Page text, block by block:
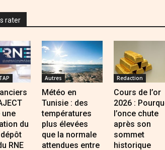
rater
une
du
RNE
Autres
Météo en
Tunisie : des
températures
plus élevées
que la normale
attendues entre
Redaction
Cours de l’or
2026 :
l’once chute
après son
sommet
historique